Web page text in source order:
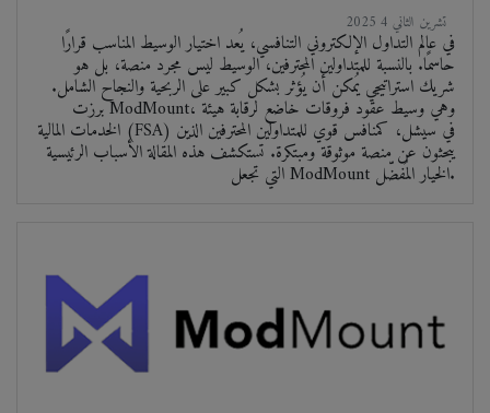
في عالم التداول الإلكتروني التنافسي، يُعد اختيار الوسيط المناسب قرارًا
حاسمًا. بالنسبة للمتداولين المحترفين، الوسيط ليس مجرد منصة، بل هو
شريك استراتيجي يُمكن أن يُؤثر بشكل كبير على الربحية والنجاح الشامل.
برزت ModMount، وهي وسيط عقود فروقات خاضع لرقابة هيئة
الخدمات المالية (FSA) في سيشل، كمنافس قوي للمتداولين المحترفين الذين
يبحثون عن منصة موثوقة ومبتكرة. تستكشف هذه المقالة الأسباب الرئيسية
التي تجعل ModMount الخيار المُفضّل.